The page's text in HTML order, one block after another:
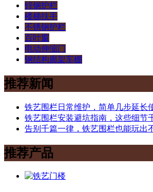
锌钢护栏
楼梯扶手
不锈钢护栏
百叶窗
电动伸缩门
钢结构廊架车棚
推荐新闻
铁艺围栏日常维护，简单几步延长
铁艺围栏安装避坑指南，这些细节
告别千篇一律，铁艺围栏也能玩出
推荐产品